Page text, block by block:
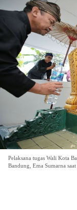
Pelaksana tugas Wali Kota
Bandung, Ema Sumarna